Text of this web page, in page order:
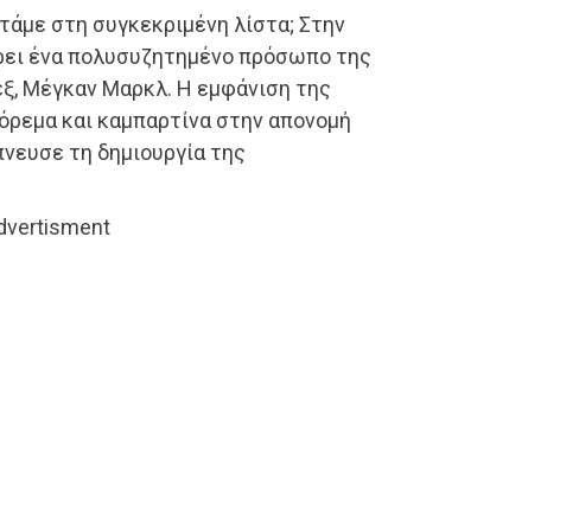
στη συγκεκριμένη λίστα; Στην
ένα πολυσυζητημένο πρόσωπο της
Μέγκαν Μαρκλ. Η εμφάνιση της
και καμπαρτίνα στην απονομή
τη δημιουργία της